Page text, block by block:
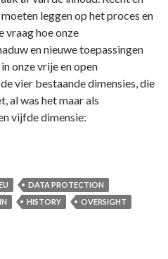
leggen op het proces en
vraag hoe onze
en nieuwe toepassingen
onze vrije en open
vier bestaande dimensies, die
al was het maar als
vijfde dimensie:
DATA PROTECTION
HISTORY
OVERSIGHT